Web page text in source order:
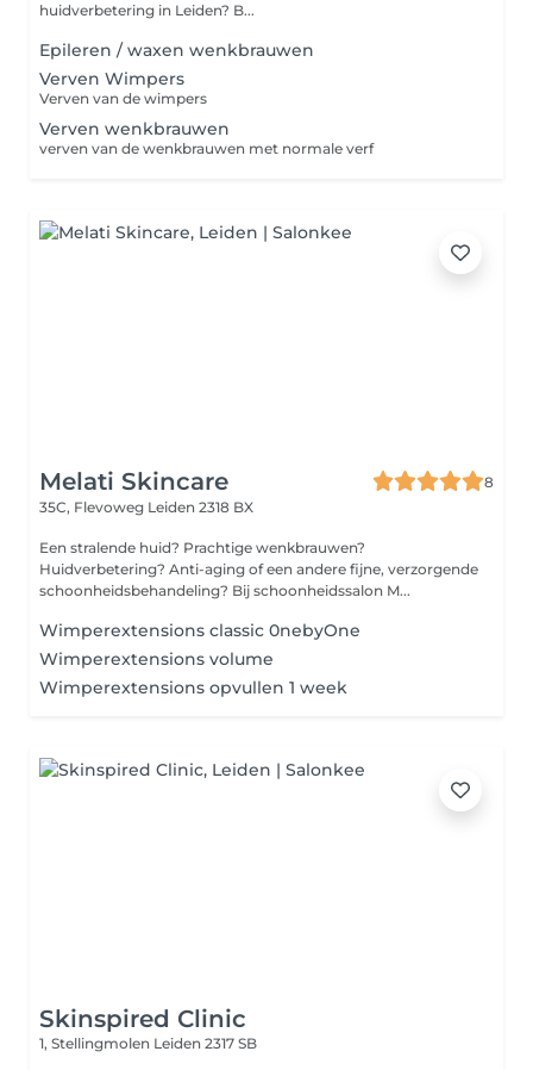
huidverbetering in Leiden? B...
Epileren / waxen wenkbrauwen
Verven Wimpers
Verven van de wimpers
Verven wenkbrauwen
verven van de wenkbrauwen met normale verf
Melati Skincare
8
35C, Flevoweg Leiden 2318 BX
Een stralende huid? Prachtige wenkbrauwen?
Huidverbetering? Anti-aging of een andere fijne, verzorgende
schoonheidsbehandeling? Bij schoonheidssalon M...
Wimperextensions classic 0nebyOne
Wimperextensions volume
Wimperextensions opvullen 1 week
Skinspired Clinic
1, Stellingmolen Leiden 2317 SB